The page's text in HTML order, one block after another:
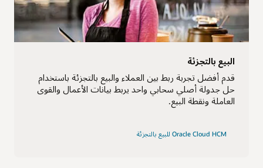
البيع بالتجزئة
قدم أفضل تجربة ربط بين العملاء والبيع بالتجزئة باستخدام
حل جدولة أصلي سحابي واحد يربط بيانات الأعمال والقوى
العاملة ونقطة البيع.
Oracle Cloud HCM للبيع بالتجزئة